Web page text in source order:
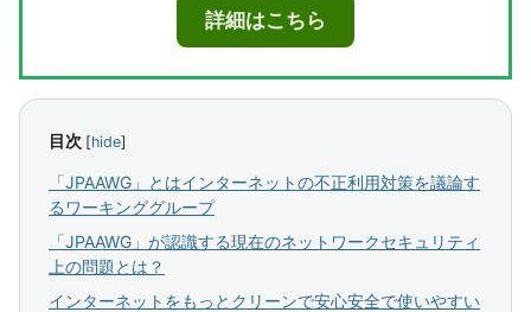
詳細はこちら
目次 [hide]
「JPAAWG」とはインターネットの不正利用対策を議論す
るワーキンググループ
「JPAAWG」が認識する現在のネットワークセキュリティ
上の問題とは？
インターネットをもっとクリーンで安心安全で使いやすい